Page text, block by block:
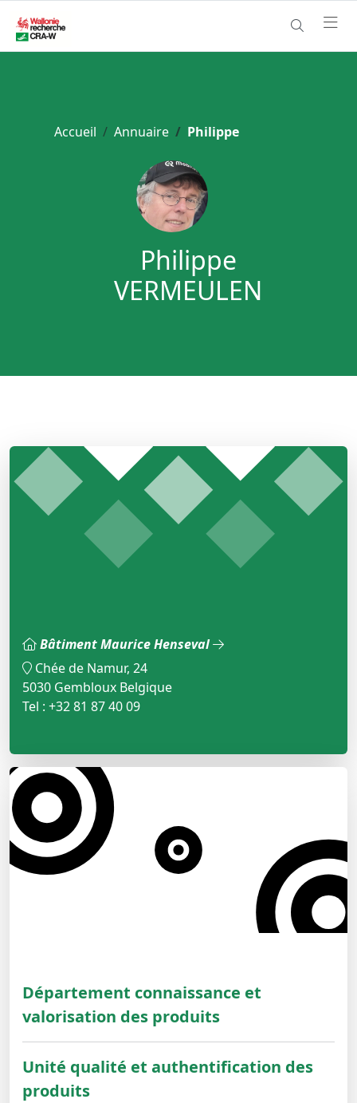
Accueil Annuaire Philippe
Philippe
VERMEULEN
Bâtiment Maurice Henseval
Chée de Namur, 24
5030 Gembloux Belgique
Tel : +32 81 87 40 09
Département connaissance et
valorisation des produits
Unité qualité et authentification des
produits